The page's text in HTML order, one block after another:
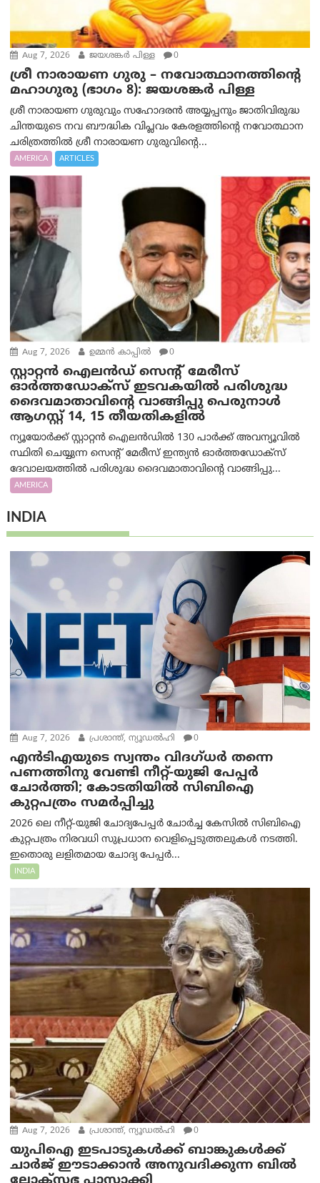
Aug 7, 2026 ജയശങ്കര്‍ പിള്ള 0
ശ്രീ നാരായണ ഗുരു – നവോത്ഥാനത്തിന്റെ
മഹാഗുരു (ഭാഗം 8): ജയശങ്കര്‍ പിള്ള
ശ്രീ നാരായണ ഗുരുവും സഹോദരൻ അയ്യപ്പനും ജാതിവിരുദ്ധ
ചിന്തയുടെ നവ ബൗദ്ധിക വിപ്ലവം കേരളത്തിന്റെ നവോത്ഥാന
ചരിത്രത്തിൽ ശ്രീ നാരായണ ഗുരുവിന്റെ...
AMERICA ARTICLES
Aug 7, 2026 ഉമ്മന്‍ കാപ്പില്‍ 0
സ്റ്റാറ്റൻ ഐലൻഡ് സെന്റ് മേരീസ്
ഓർത്തഡോക്സ് ഇടവകയിൽ പരിശുദ്ധ
ദൈവമാതാവിന്റെ വാങ്ങിപ്പു പെരുനാൾ
ആഗസ്റ്റ് 14, 15 തീയതികളിൽ
ന്യൂയോർക്ക് സ്റ്റാറ്റൻ ഐലൻഡിൽ 130 പാർക്ക് അവന്യൂവിൽ
സ്ഥിതി ചെയ്യുന്ന സെന്റ് മേരീസ് ഇന്ത്യൻ ഓർത്തഡോക്സ്
ദേവാലയത്തിൽ പരിശുദ്ധ ദൈവമാതാവിന്റെ വാങ്ങിപ്പു...
AMERICA
INDIA
Aug 7, 2026 പ്രശാന്ത്, ന്യൂഡല്‍ഹി 0
എൻ‌ടി‌എയുടെ സ്വന്തം വിദഗ്ധർ തന്നെ
പണത്തിനു വേണ്ടി നീറ്റ്-യു‌ജി പേപ്പർ
ചോർത്തി; കോടതിയില്‍ സിബിഐ
കുറ്റപത്രം സമര്‍പ്പിച്ചു
2026 ലെ നീറ്റ്-യുജി ചോദ്യപേപ്പർ ചോർച്ച കേസിൽ സിബിഐ
കുറ്റപത്രം നിരവധി സുപ്രധാന വെളിപ്പെടുത്തലുകൾ നടത്തി.
ഇതൊരു ലളിതമായ ചോദ്യ പേപ്പർ...
INDIA
Aug 7, 2026 പ്രശാന്ത്, ന്യൂഡല്‍ഹി 0
യുപിഐ ഇടപാടുകൾക്ക് ബാങ്കുകൾക്ക്
ചാർജ് ഈടാക്കാൻ അനുവദിക്കുന്ന ബിൽ